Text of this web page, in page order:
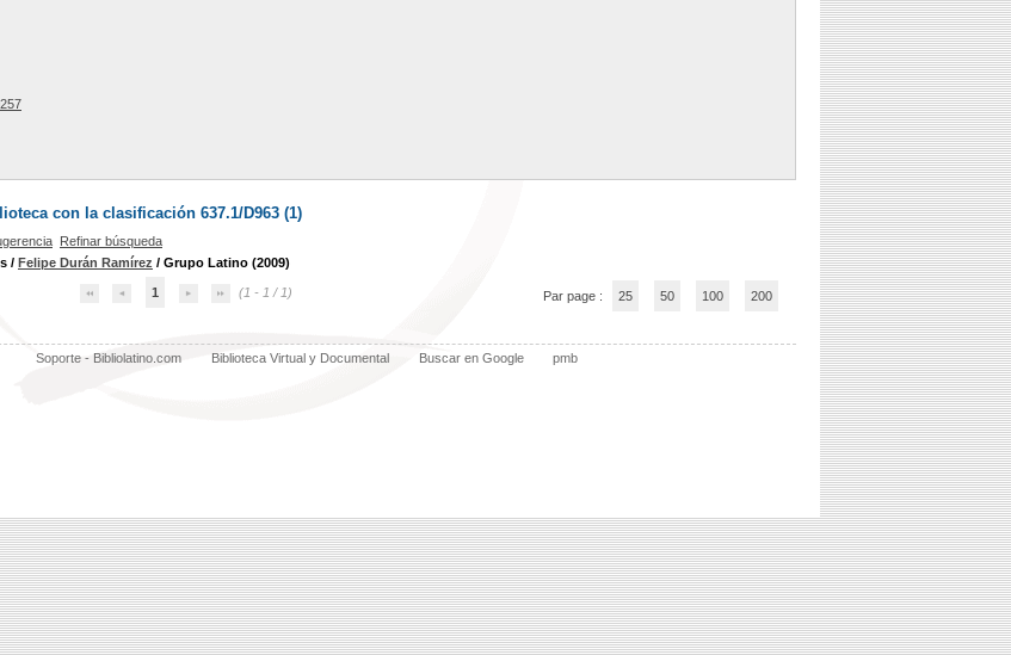
con la clasificación 637.1/D963 (1)
Refinar búsqueda
/ Felipe Durán Ramírez / Grupo Latino (2009)
1 (1 - 1 / 1) Par page : 25 50 100 200
Soporte - Bibliolatino.com Biblioteca Virtual y Documental Buscar en Google pmb